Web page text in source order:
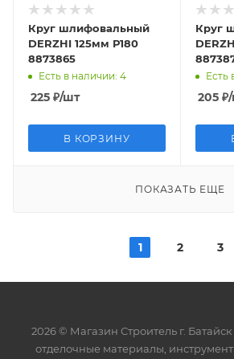
Круг шлифовальный
DERZHI 125мм Р180
8873865
Есть в наличии: 4
225 ₽/шт
В КОРЗИНУ
Круг
Есть
205₽
ПОКАЗАТЬ ЕЩЕ
1 2 3
2026 © Магазин Строитель г.
отделочные материалы,